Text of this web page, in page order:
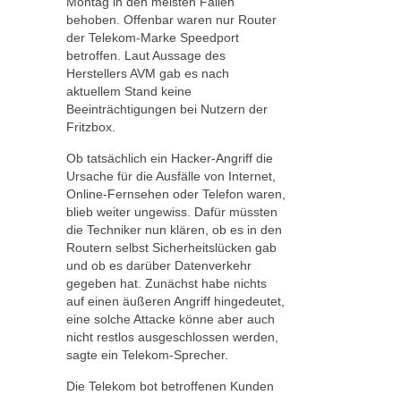
behoben. Offenbar waren nur Router
der Telekom-Marke Speedport
betroffen. Laut Aussage des
Herstellers AVM gab es nach
aktuellem Stand keine
Beeinträchtigungen bei Nutzern der
Fritzbox.
Ob tatsächlich ein Hacker-Angriff die
Ursache für die Ausfälle von Internet,
Online-Fernsehen oder Telefon waren,
blieb weiter ungewiss. Dafür müssten
die Techniker nun klären, ob es in den
Routern selbst Sicherheitslücken gab
und ob es darüber Datenverkehr
gegeben hat. Zunächst habe nichts
auf einen äußeren Angriff hingedeutet,
eine solche Attacke könne aber auch
nicht restlos ausgeschlossen werden,
sagte ein Telekom-Sprecher.
Die Telekom bot betroffenen Kunden